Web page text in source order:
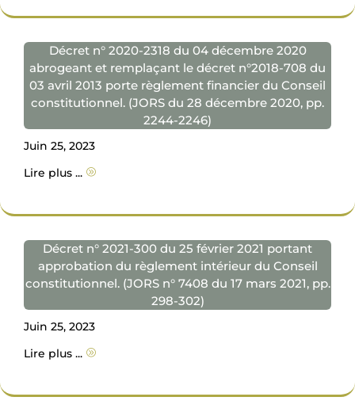
Décret n° 2020-2318 du 04 décembre 2020
abrogeant et remplaçant le décret n°2018-708 du
03 avril 2013 porte règlement financier du Conseil
constitutionnel. (JORS du 28 décembre 2020, pp.
2244-2246)
Juin 25, 2023
Lire plus ... A
Décret n° 2021-300 du 25 février 2021 portant
approbation du règlement intérieur du Conseil
constitutionnel. (JORS n° 7408 du 17 mars 2021, pp.
298-302)
Juin 25, 2023
Lire plus ... A